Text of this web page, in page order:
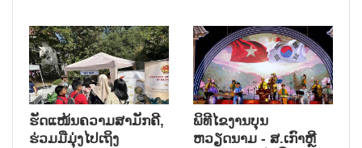
ຮັດແໜ້ນຄວາມສາມັກຄີ,
ຮ່ວມມືມຸ່ງໄປເຖິງ
ພິທີໄຂງານບຸນ
ຫວຽດນາມ - ສ.ເກົາຫຼີ